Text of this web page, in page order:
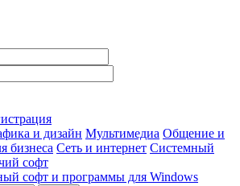
и дизайн Мультимедиа Общение и
бизнеса Сеть и интернет Системный
софт
софт и программы для Windows